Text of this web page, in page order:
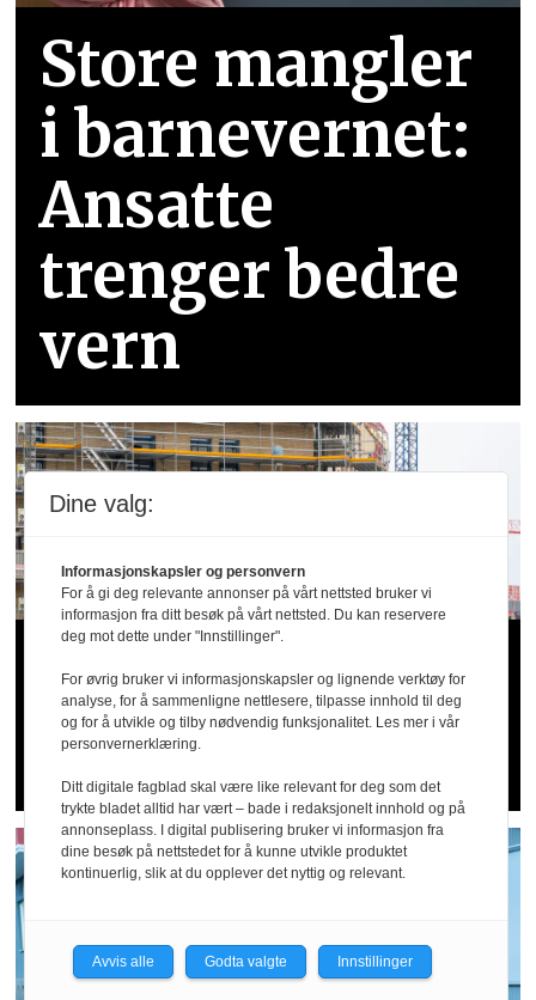
Store mangler
i barnevernet:
Ansatte
trenger bedre
vern
20 alvorlige fall­
ulykker siden april: –
Dette er for høye tall
Dine valg:
Informasjonskapsler og personvern
For å gi deg relevante annonser på vårt nettsted bruker vi
informasjon fra ditt besøk på vårt nettsted. Du kan reservere
deg mot dette under "Innstillinger".
For øvrig bruker vi informasjonskapsler og lignende verktøy for
analyse, for å sammenligne nettlesere, tilpasse innhold til deg
og for å utvikle og tilby nødvendig funksjonalitet. Les mer i vår
personvernerklæring.
Ditt digitale fagblad skal være like relevant for deg som det
trykte bladet alltid har vært – bade i redaksjonelt innhold og på
annonseplass. I digital publisering bruker vi informasjon fra
dine besøk på nettstedet for å kunne utvikle produktet
kontinuerlig, slik at du opplever det nyttig og relevant.
Avvis alle Godta valgte Innstillinger